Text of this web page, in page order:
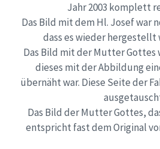
Jahr 2003 komplett
Das Bild mit dem Hl. Josef war
dass es wieder hergestellt
Das Bild mit der Mutter Gottes
dieses mit der Abbildung
übernäht war. Diese Seite der
Das Bild der Mutter Gottes,
entspricht fast dem Original